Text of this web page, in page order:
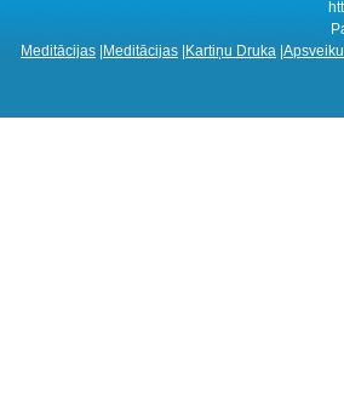
Meditācijas Meditācijas Kartiņu Druka